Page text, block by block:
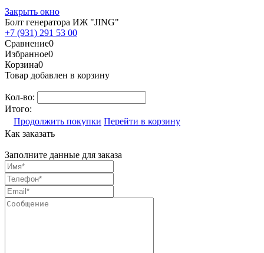
Закрыть окно
Болт генератора ИЖ "JING"
+7 (931) 291 53 00
Сравнение0
Избранное0
Корзина0
Товар добавлен в корзину
Кол-во:
Итого:
Продолжить покупки Перейти в корзину
Как заказать
Заполните данные для заказа